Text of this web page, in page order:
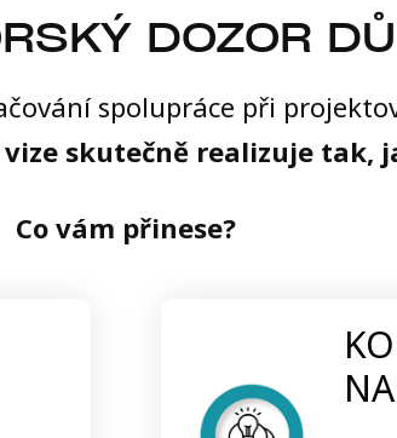
DOZOR
spolupráce při
skutečně realizuje tak,
Co vám přinese?